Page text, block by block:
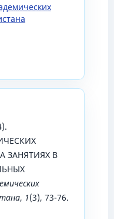
ЗАНЯТИЯХ В
, 1(3), 73-76.